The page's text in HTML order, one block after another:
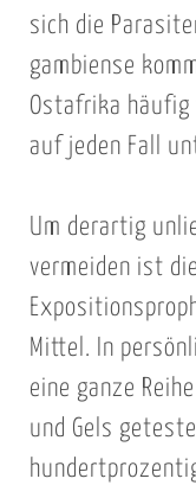
sich die
gambiense
Ostafrika häufig
auf jeden Fall
Um derartig
vermeiden ist
Mittel. In
eine ganze
und Gels